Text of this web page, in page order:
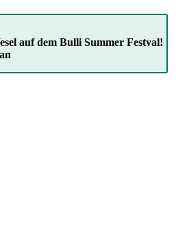
auf dem Bulli Summer Festval!